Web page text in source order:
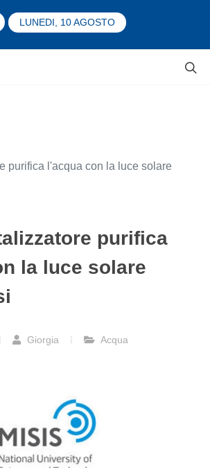
LUNEDI, 10 AGOSTO
purifica l'acqua con la luce solare
purifica
la luce solare
Giorgia Acqua